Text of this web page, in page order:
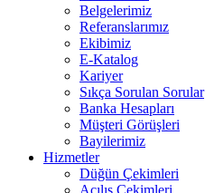
Belgelerimiz
Referanslarımız
Ekibimiz
E-Katalog
Kariyer
Sıkça Sorulan Sorular
Banka Hesapları
Müşteri Görüşleri
Bayilerimiz
Hizmetler
Düğün Çekimleri